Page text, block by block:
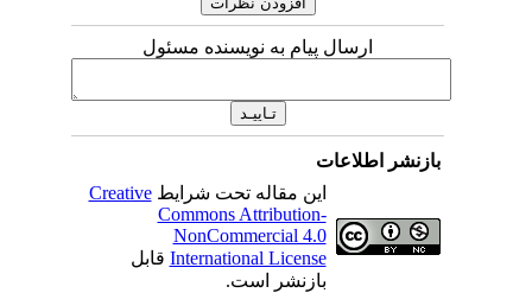
ارسال پیام به نویسنده مسئول
بازنشر اطلاعات
این مقاله تحت شرایطCreative
Commons Attribution-
NonCommercial 4.0
International Licenseقابل
بازنشر است.